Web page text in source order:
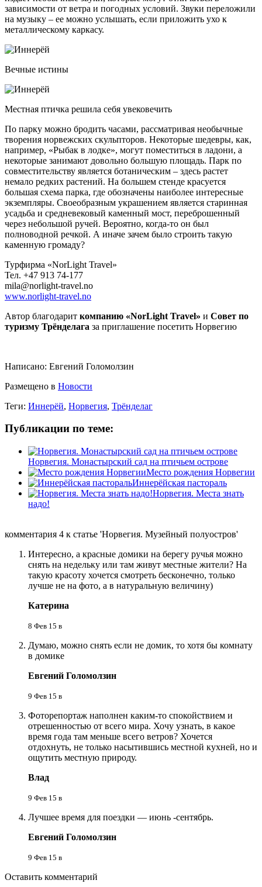
зависимости от ветра и погодных условий. Звуки переложили
на музыку – ее можно услышать, если приложить ухо к
металлическому каркасу.
Вечные истины
Местная птичка решила себя увековечить
По парку можно бродить часами, рассматривая необычные
творения норвежских скульпторов. Некоторые шедевры, как,
например, «Рыбак в лодке», могут поместиться в ладони, а
некоторые занимают довольно большую площадь. Парк по
совместительству является ботаническим – здесь растет
немало редких растений. На большем стенде красуется
большая схема парка, где обозначены наиболее интересные
экземпляры. Своеобразным украшением является старинная
усадьба и средневековый каменный мост, переброшенный
через небольшой ручей. Вероятно, когда-то он был
полноводной речкой. А иначе зачем было строить такую
каменную громаду?
Турфирма «NorLight Travel»
Тел. +47 913 74-177
mila@norlight-travel.no
www.norlight-travel.no
Автор благодарит компанию «NorLight Travel» и Совет по
туризму Трёнделага за приглашение посетить Норвегию
Написано: Евгений Голомолзин
Размещено в Новости
Теги: Иннерёй, Норвегия, Трёнделаг
Публикации по теме:
Норвегия. Монастырский сад на птичьем острове
Место рождения Норвегии
Иннерёйская пастораль
Норвегия. Места знать
надо!
комментария 4 к статье 'Норвегия. Музейный полуостров'
Интересно, а красные домики на берегу ручья можно
снять на недельку или там живут местные жители? На
такую красоту хочется смотреть бесконечно, только
лучше не на фото, а в натуральную величину)
Катерина
8 Фев 15 в
Думаю, можно снять если не домик, то хотя бы комнату
в домике
Евгений Голомолзин
9 Фев 15 в
Фоторепортаж наполнен каким-то спокойствием и
отрешенностью от всего мира. Хочу узнать, в какое
время года там меньше всего ветров? Хочется
отдохнуть, не только насытившись местной кухней, но и
ощутить местную природу.
Влад
9 Фев 15 в
Лучшее время для поездки — июнь -сентябрь.
Евгений Голомолзин
9 Фев 15 в
Оставить комментарий